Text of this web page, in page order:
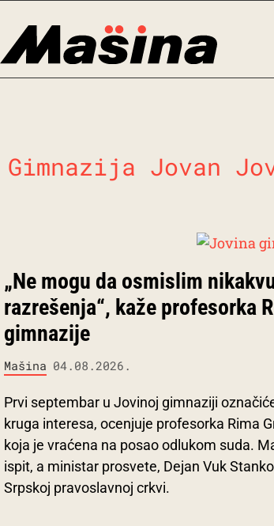
content
Gimnazija Jovan
„Ne mogu da osmislim
razrešenja“, kaže profesorka
gimnazije
Mašina 04.08.2026.
Prvi septembar u Jovinoj gimnaziji
kruga interesa, ocenjuje profesorka Rima
koja je vraćena na posao odlukom suda.
ispit, a ministar prosvete, Dejan Vuk
Srpskoj pravoslavnoj crkvi.